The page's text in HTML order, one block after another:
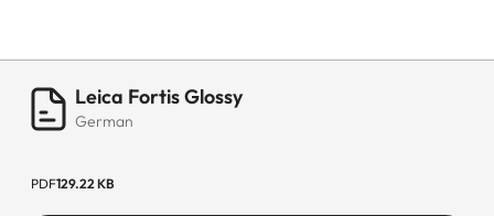
Leica Fortis Glossy
German
PDF129.22 KB